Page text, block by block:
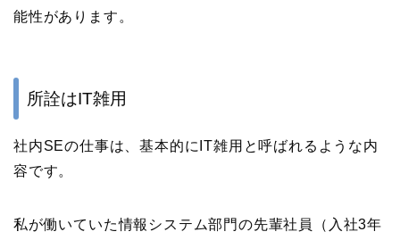
能性があります。
所詮はIT雑用
社内SEの仕事は、基本的にIT雑用と呼ばれるような内
容です。
私が働いていた情報システム部門の先輩社員（入社3年